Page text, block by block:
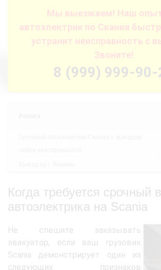
Мы выезжаем! Наш
автоэлектрик по Скания
устранит неисправность с
Звоните!
8 (999) 999-90-
Когда требуется срочный
автоэлектрика на Scania
Не спешите заказывать
эвакуатор, если ваш грузовик
Scania демонстрирует один из
следующих признаков